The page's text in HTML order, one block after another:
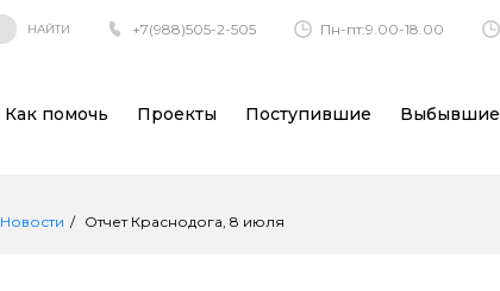
НАЙТИ +7(988)505-2-505 Пн-пт:9.00-18.00
Как помочь Проекты Поступившие Выбывшие
Новости Отчет Краснодога, 8 июля